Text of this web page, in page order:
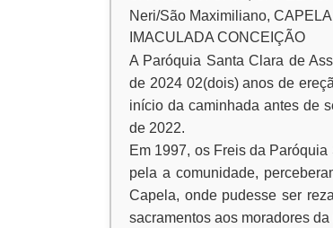
Neri/São Maximiliano,
IMACULADA CONCEIÇÃO
A Paróquia Santa Clara de
de 2024 02(dois) anos de
início da caminhada antes de
de 2022.
Em 1997, os Freis da
pela a comunidade,
Capela, onde pudesse ser
sacramentos aos moradores